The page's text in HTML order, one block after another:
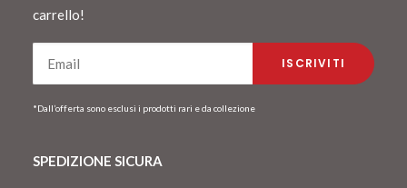
carrello!
*Dall’offerta sono esclusi i prodotti rari e da collezione
SPEDIZIONE SICURA